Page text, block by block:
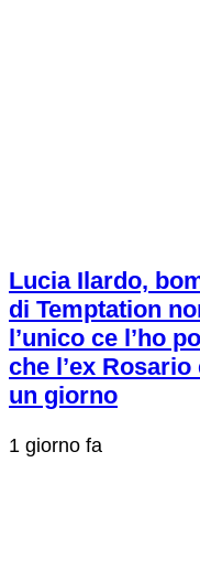
Lucia Ilardo,
di Temptation
l’unico ce l’ho
che l’ex
un giorno
1 giorno fa